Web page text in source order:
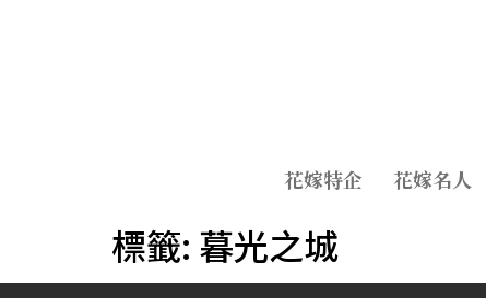
花嫁特企 花嫁名人
標籤: 暮光之城